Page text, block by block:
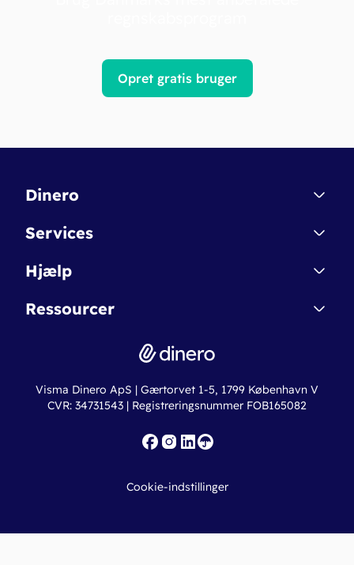
Opret gratis bruger
Dinero
Kontakt
Betingelser & Sikkerhed
Nye funktioner
Services
Dinero Starter
Dinero Pro
Erhvervslån
Fakturaskabeloner
Hjælp
Regnskabsordbogen
Online regnskabskurser
Ressourcer
Ny virksomhed
Iværksætterlegat
Visma Dinero ApS | Gærtorvet 1-5, 1799 København V
CVR: 34731543 | Registreringsnummer FOB165082
Cookie-indstillinger